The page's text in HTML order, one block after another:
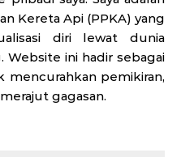
Kereta Api (PPKA) yang
diri lewat dunia
ini hadir sebagai
mencurahkan pemikiran,
gagasan.